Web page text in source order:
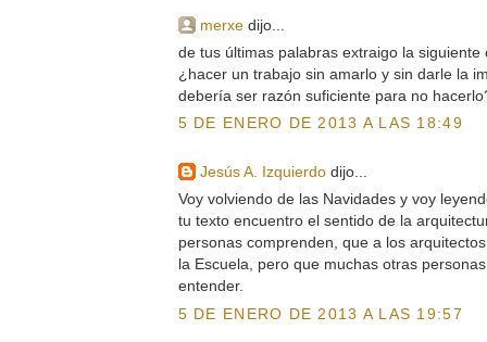
merxedijo...
de tus últimas palabras extraigo la siguiente
¿hacer un trabajo sin amarlo y sin darle la
debería ser razón suficiente para no
5 DE ENERO DE 2013 A LAS 18:49
Jesús A. Izquierdodijo...
Voy volviendo de las Navidades y voy
tu texto encuentro el sentido de la
personas comprenden, que a los
la Escuela, pero que muchas otras
entender.
5 DE ENERO DE 2013 A LAS 19:57